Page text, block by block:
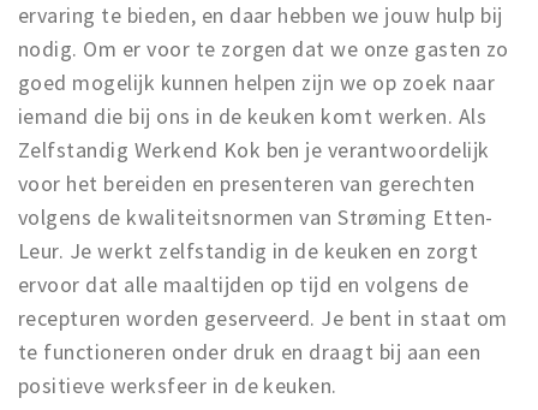
ervaring te bieden, en daar hebben we jouw hulp bij
nodig. Om er voor te zorgen dat we onze gasten zo
goed mogelijk kunnen helpen zijn we op zoek naar
iemand die bij ons in de keuken komt werken. Als
Zelfstandig Werkend Kok ben je verantwoordelijk
voor het bereiden en presenteren van gerechten
volgens de kwaliteitsnormen van Strøming Etten-
Leur. Je werkt zelfstandig in de keuken en zorgt
ervoor dat alle maaltijden op tijd en volgens de
recepturen worden geserveerd. Je bent in staat om
te functioneren onder druk en draagt bij aan een
positieve werksfeer in de keuken.